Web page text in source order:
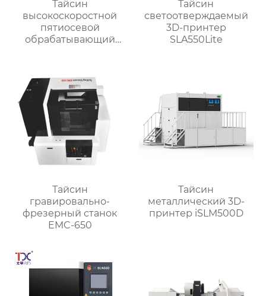
Тайсин
высокоскоростной
пятиосевой
обрабатывающий
Тайсин
светоотверждаемый
3D-принтер
SLA550Lite
Тайсин
гравировально-
фрезерный станок
EMC-650
Тайсин
металлический 3D-
принтер iSLM500D